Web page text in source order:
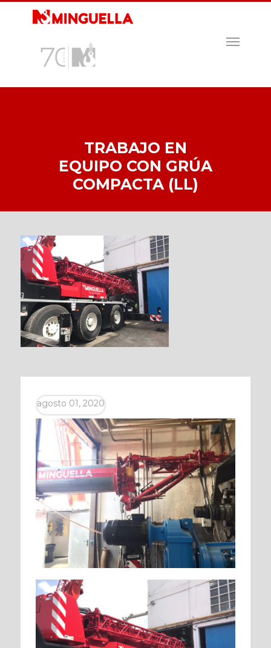
Skip
MENU
TRABAJO EN
EQUIPO CON GRÚA
COMPACTA (LL)
agosto 01, 2020